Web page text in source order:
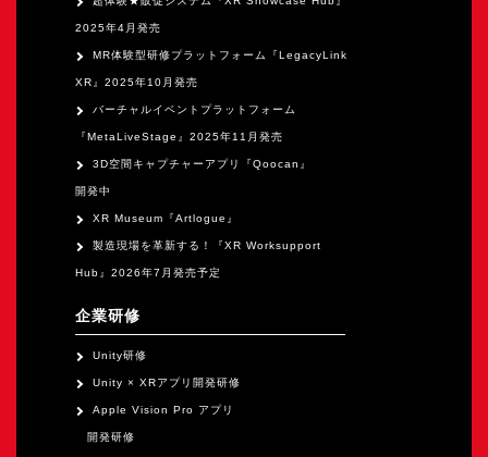
2025年4月発売
MR体験型研修プラットフォーム『LegacyLink
XR』2025年10月発売
バーチャルイベントプラットフォーム
『MetaLiveStage』2025年11月発売
3D空間キャプチャーアプリ『Qoocan』
開発中
XR Museum『Artlogue』
製造現場を革新する！『XR Worksupport
Hub』2026年7月発売予定
企業研修
Unity研修
Unity × XRアプリ開発研修
Apple Vision Pro アプリ
開発研修